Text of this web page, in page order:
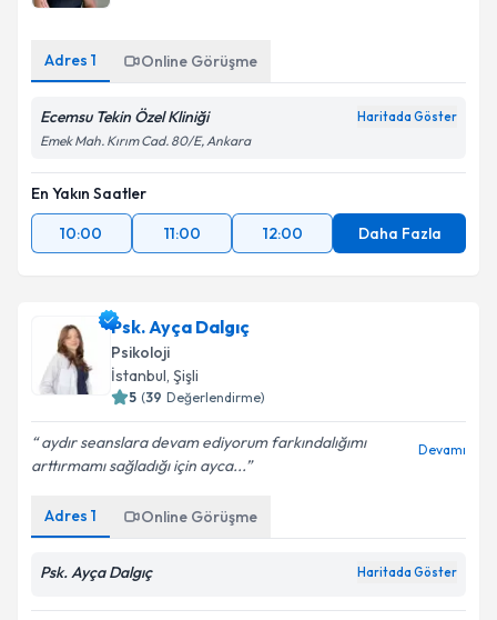
Adres 1 Online Görüşme
Ecemsu Tekin Özel Kliniği Haritada Göster
Emek Mah. Kırım Cad. 80/E, Ankara
En Yakın Saatler
10:00
11:00 12:00 Daha Fazla
Psk. Ayça Dalgıç
Psikoloji
İstanbul, Şişli
5 (39 Değerlendirme)
aydır seanslara devam ediyorum farkındalığımı
arttırmamı sağladığı için ayca...
Devamı
Adres 1 Online Görüşme
Psk. Ayça Dalgıç Haritada Göster